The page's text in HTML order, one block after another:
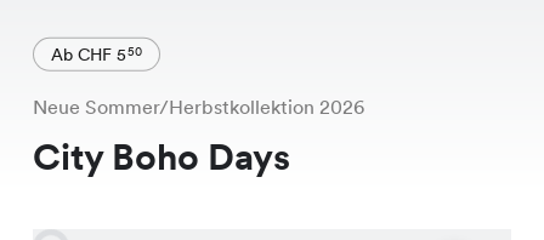
Ab CHF 550
Neue Sommer/Herbstkollektion 2026
City Boho Days